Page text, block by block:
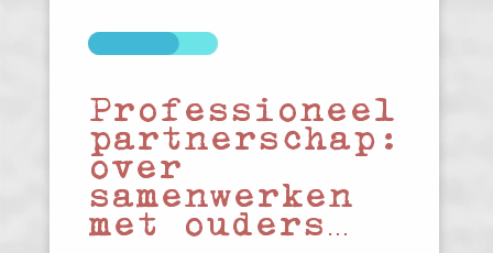
Professioneel
partnerschap:
over
samenwerken
met ouders…